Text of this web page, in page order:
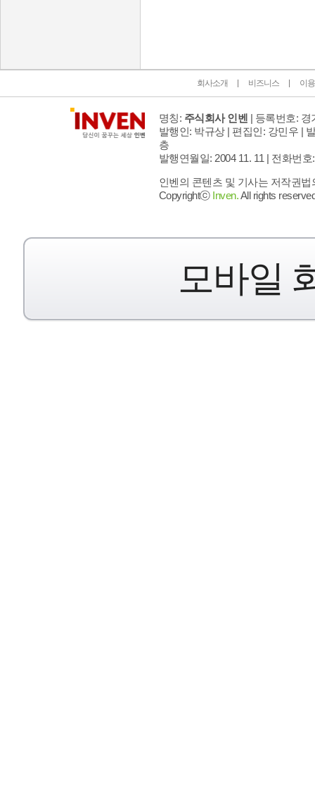
회사소개 비즈니스 이
명칭: 주식회사 인벤 | 등록번호: 경
발행인: 박규상 | 편집인: 강민우 |
층
발행연월일: 2004 11. 11 | 전화번호
인벤의 콘텐츠 및 기사는 저작권
Copyrightⓒ Inven.All rights
모바일